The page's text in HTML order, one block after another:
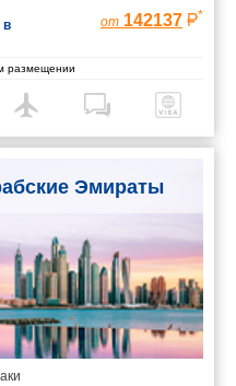
в
от 142137 *
размещении
Эмираты